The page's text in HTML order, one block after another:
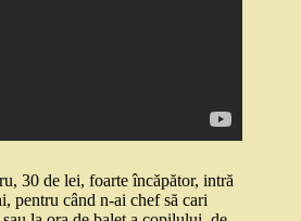
30 de lei, foarte încăpător, intră
pentru când n-ai chef să cari